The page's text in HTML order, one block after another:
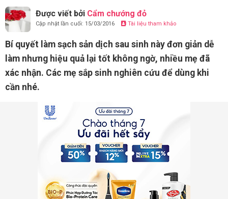
Được viết bởi Cẩm chướng đỏ
Cập nhật lần cuối: 15/03/2016 Tài liệu tham khảo
Bí quyết làm sạch sản dịch sau sinh này đơn giản dễ
làm nhưng hiệu quả lại tốt không ngờ, nhiều mẹ đã
xác nhận. Các mẹ sắp sinh nghiên cứu để dùng khi
cần nhé.